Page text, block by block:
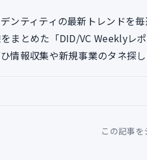
ンティティの最新トレンドを毎
まとめた「DID/VC Weeklyレ
情報収集や新規事業のタネ探し
この記事を